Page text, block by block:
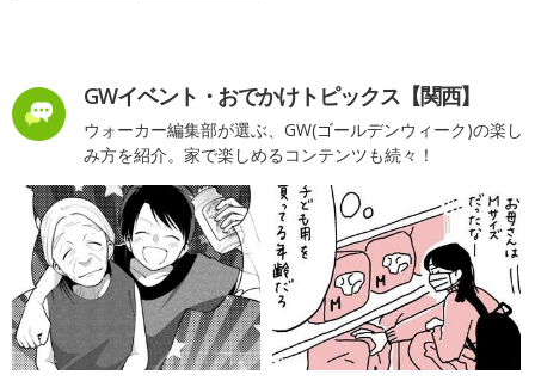
GWイベント・おでかけトピックス【関西】
ウォーカー編集部が選ぶ、GW(ゴールデンウィーク)の楽し
み方を紹介。家で楽しめるコンテンツも続々！